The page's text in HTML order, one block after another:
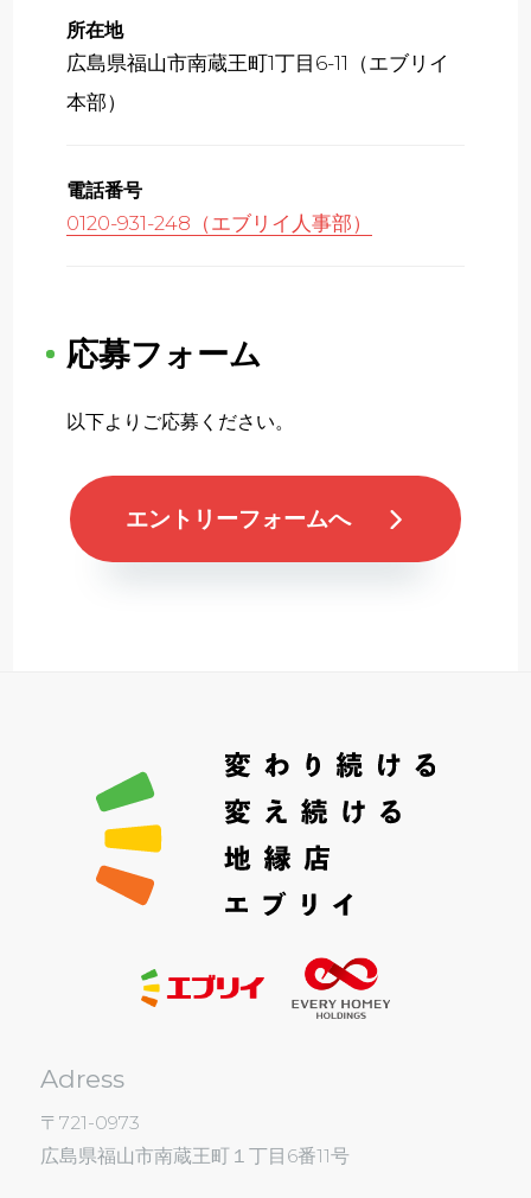
所在地
広島県福山市南蔵王町1丁目6-11（エブリイ
本部）
電話番号
0120-931-248（エブリイ人事部）
応募フォーム
以下よりご応募ください。
エントリーフォームへ
Adress
〒721-0973
広島県福山市南蔵王町１丁目6番11号